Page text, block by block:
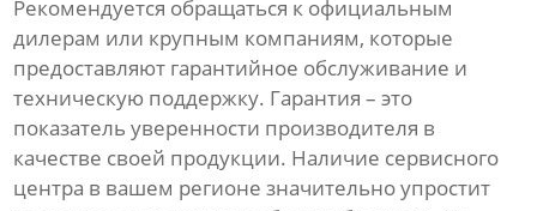
Рекомендуется обращаться к официальным
дилерам или крупным компаниям, которые
предоставляют гарантийное обслуживание и
техническую поддержку. Гарантия – это
показатель уверенности производителя в
качестве своей продукции. Наличие сервисного
центра в вашем регионе значительно упростит